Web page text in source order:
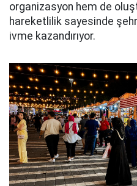
organizasyon hem de
hareketlilik sayesinde
ivme kazandırıyor.